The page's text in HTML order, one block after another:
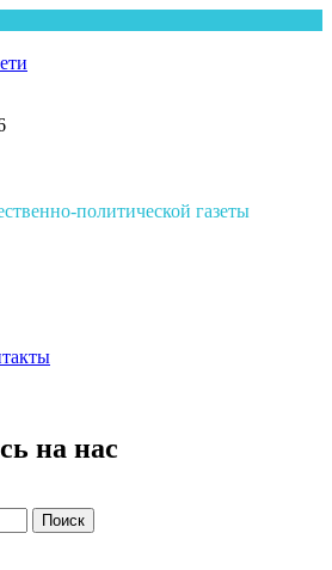
политической газеты
на нас